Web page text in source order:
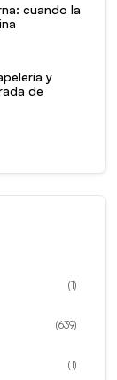
cuando la
y
de
(1)
(639)
(1)